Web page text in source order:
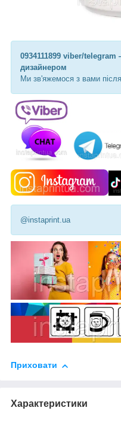
0934111899 viber/telegram
дизайнером
Ми зв'яжемося з вами після
@instaprint.ua
Приховати
Характеристики